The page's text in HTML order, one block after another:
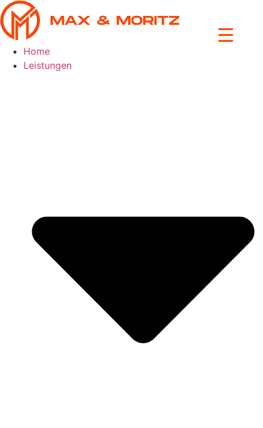
Skip
to
content
Home
Leistungen